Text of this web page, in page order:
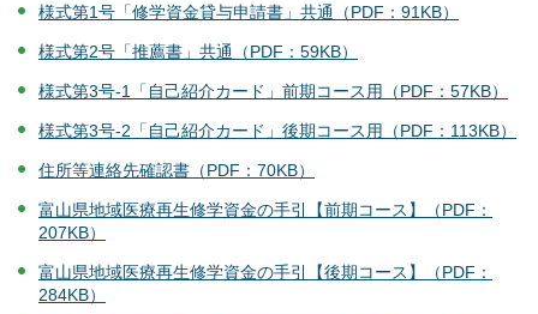
様式第1号「修学資金貸与申請書」共通（PDF：91KB）
様式第2号「推薦書」共通（PDF：59KB）
様式第3号-1「自己紹介カード」前期コース用（PDF：57KB）
様式第3号-2「自己紹介カード」後期コース用（PDF：113KB）
住所等連絡先確認書（PDF：70KB）
富山県地域医療再生修学資金の手引【前期コース】（PDF：
207KB）
富山県地域医療再生修学資金の手引【後期コース】（PDF：
284KB）